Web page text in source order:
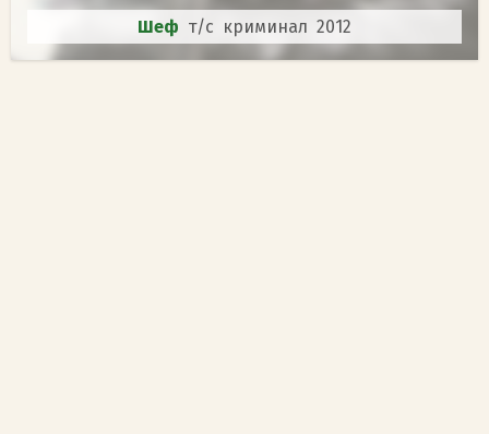
Шеф т/с криминал 2012